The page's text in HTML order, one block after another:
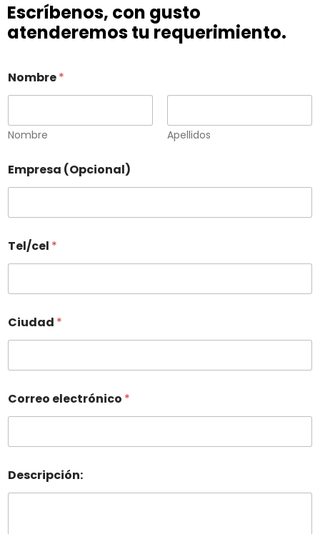
Escríbenos, con gusto
atenderemos tu requerimiento.
Nombre*
Nombre Apellidos
Empresa (Opcional)
Tel/cel *
Ciudad *
Correo electrónico *
Descripción: